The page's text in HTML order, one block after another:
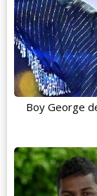
Boy George